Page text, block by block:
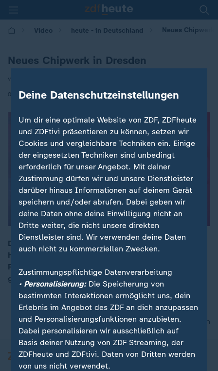
Video heute - in Deutschland Neues Chipwerk
Neues Chipwerk in Dresden
von Stefan Kelch
02.07.2026 | 14:00
Drei Monate früher als geplant eröffnet der
Halbleiterhersteller Infineon in Dresden sein viertes
Produktionsmodul „Smart Power Fab“. Es sei eine der
größten und modernsten Fabriken weltweit.
nach oben
Deine Datenschutzeinstellungen
Um dir eine optimale Website von ZDF, ZDFheute
und ZDFtivi präsentieren zu können, setzen wir
Cookies und vergleichbare Techniken ein. Einige
der eingesetzten Techniken sind unbedingt
erforderlich für unser Angebot. Mit deiner
Zustimmung dürfen wir und unsere Dienstleister
darüber hinaus Informationen auf deinem Gerät
speichern und/oder abrufen. Dabei geben wir
deine Daten ohne deine Einwilligung nicht an
Dritte weiter, die nicht unsere direkten
Dienstleister sind. Wir verwenden deine Daten
auch nicht zu kommerziellen Zwecken.
Zustimmungspflichtige Datenverarbeitung
• Personalisierung:Die Speicherung von
bestimmten Interaktionen ermöglicht uns, dein
Erlebnis im Angebot des ZDF an dich anzupassen
und Personalisierungsfunktionen anzubieten.
Dabei personalisieren wir ausschließlich auf
Basis deiner Nutzung von ZDF Streaming, der
ZDFheute und ZDFtivi. Daten von Dritten werden
von uns nicht verwendet.